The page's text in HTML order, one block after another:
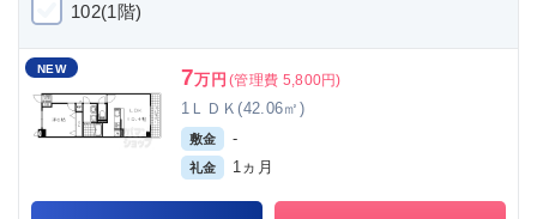
102(1階)
NEW 7万円 (管理費 5,800円)
1ＬＤＫ(42.06㎡)
敷金 -
礼金 1ヵ月